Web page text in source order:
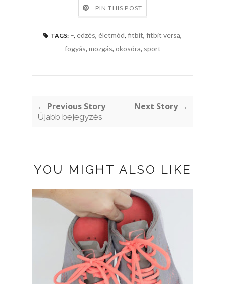
PIN THIS POST
TAGS: –, edzés, életmód, fitbit, fitbit versa,
fogyás, mozgás, okosóra, sport
← Previous Story
Újabb bejegyzés
Next Story →
YOU MIGHT ALSO LIKE